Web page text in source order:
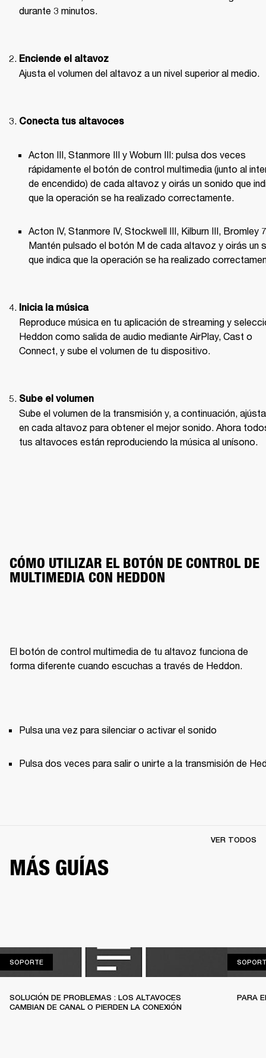
durante 3 minutos.
Enciende el altavoz
Ajusta el volumen del altavoz a un nivel superior al medio.
Conecta tus altavoces
Acton III, Stanmore III y Woburn III: pulsa dos veces
rápidamente el botón de control multimedia (junto al
de encendido) de cada altavoz y oirás un sonido que
que la operación se ha realizado correctamente.
Acton IV, Stanmore IV, Stockwell III, Kilburn III, Bromley
Mantén pulsado el botón M de cada altavoz y oirás un
que indica que la operación se ha realizado
Inicia la música
Reproduce música en tu aplicación de streaming y
Heddon como salida de audio mediante AirPlay, Cast o
Connect, y sube el volumen de tu dispositivo.
Sube el volumen
Sube el volumen de la transmisión y, a continuación,
en cada altavoz para obtener el mejor sonido. Ahora
tus altavoces están reproduciendo la música al unísono.
CÓMO UTILIZAR EL BOTÓN DE CONTROL DE
MULTIMEDIA CON HEDDON
El botón de control multimedia de tu altavoz funciona de
forma diferente cuando escuchas a través de Heddon.
Pulsa una vez para silenciar o activar el sonido
MÁS GUÍAS
VER TODOS
SOPORTESOPORTE
SOLUCIÓN DE PROBLEMAS : LOS ALTAVOCES
CAMBIAN DE CANAL O PIERDEN LA CONEXIÓN
PARA